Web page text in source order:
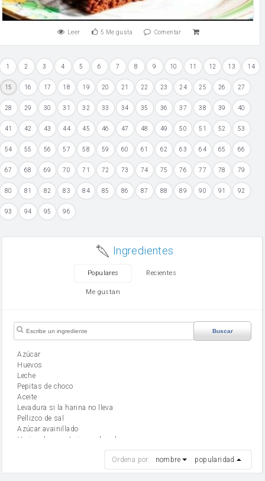
Leer 5 Me gusta Comentar
1 2 3 4 5 6 7 8 9 10 11 12 13 14
15 16 17 18 19 20 21 22 23 24 25 26 27
28 29 30 31 32 33 34 35 36 37 38 39 40
41 42 43 44 45 46 47 48 49 50 51 52 53
54 55 56 57 58 59 60 61 62 63 64 65 66
67 68 69 70 71 72 73 74 75 76 77 78 79
80 81 82 83 84 85 86 87 88 89 90 91 92
93 94 95 96
Ingredientes
Populares Recientes
Me gustan
Buscar
Azúcar
huevos
leche
Pepitas de choco
aceite
Levadura si la harina no lleva
Pellizco de sal
Azúcar avainillado
Harina de reposteria con levadura
mantequilla
Ordena por: nombre popularidad